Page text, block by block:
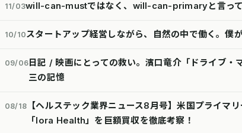
11/03will-can-mustではなく、will-can-primaryと言って
10/10スタートアップ経営しながら、自然の中で働く。僕
09/06日記 / 映画にとっての救い。濱口竜介「ドライブ・
三の記憶
08/18
【ヘルステック業界ニュース8月号】米国プライマ
「lora Health」を巨額買収を徹底考察！